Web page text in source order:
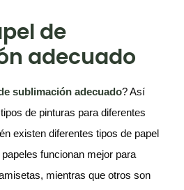
de
adecuado
sublimación adecuado? Así
de pinturas para diferentes
existen diferentes tipos de papel
funcionan mejor para
mientras que otros son